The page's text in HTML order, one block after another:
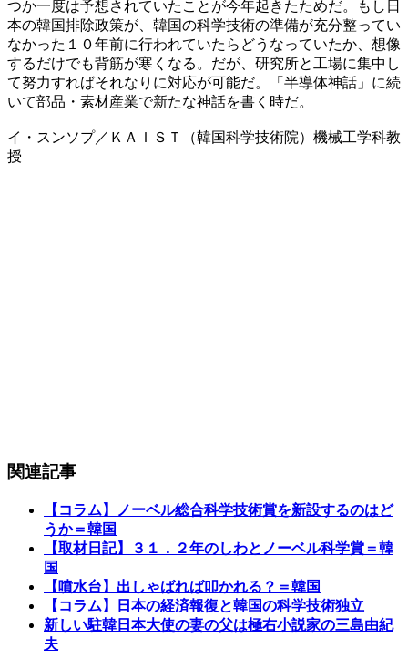
つか一度は予想されていたことが今年起きたためだ。もし日
本の韓国排除政策が、韓国の科学技術の準備が充分整ってい
なかった１０年前に行われていたらどうなっていたか、想像
するだけでも背筋が寒くなる。だが、研究所と工場に集中し
て努力すればそれなりに対応が可能だ。「半導体神話」に続
いて部品・素材産業で新たな神話を書く時だ。
イ・スンソプ／ＫＡＩＳＴ（韓国科学技術院）機械工学科教
授
関連記事
【コラム】ノーベル総合科学技術賞を新設するのはど
うか＝韓国
【取材日記】３１．２年のしわとノーベル科学賞＝韓
国
【噴水台】出しゃばれば叩かれる？＝韓国
【コラム】日本の経済報復と韓国の科学技術独立
新しい駐韓日本大使の妻の父は極右小説家の三島由紀
夫